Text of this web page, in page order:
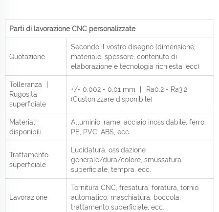
Parti di lavorazione CNC personalizzate
Quotazione
Secondo il vostro disegno (dimensione,
materiale, spessore, contenuto di
elaborazione e tecnologia richiesta, ecc)
Tolleranza 丨
Rugosità
superficiale
+/- 0,002 - 0,01 mm 丨 Ra0.2 - Ra3.2
(Custonizzare disponibile)
Materiali
disponibili
Alluminio, rame, acciaio inossidabile, ferro,
PE, PVC, ABS, ecc.
Trattamento
superficiale
Lucidatura, ossidazione
generale/dura/colore, smussatura
superficiale, tempra, ecc.
Lavorazione
Tornitura CNC, fresatura, foratura, tornio
automatico, maschiatura, boccola,
trattamento superficiale, ecc.